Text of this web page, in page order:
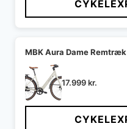
var:
6.599
MBK Aura Dame
17.999kr.